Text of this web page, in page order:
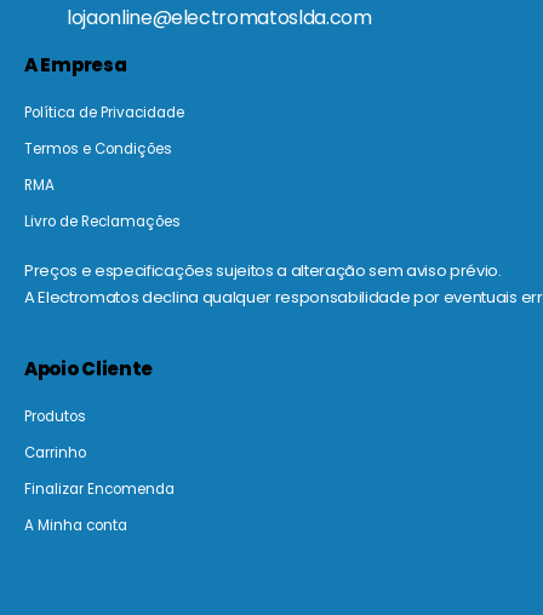
lojaonline@electromatoslda.com
A Empresa
Política de Privacidade
Termos e Condições
RMA
Livro de Reclamações
Preços e especificações sujeitos a alteração sem aviso prévio.
A Electromatos declina qualquer responsabilidade por eventuais
Apoio Cliente
Produtos
Carrinho
Finalizar Encomenda
A Minha conta